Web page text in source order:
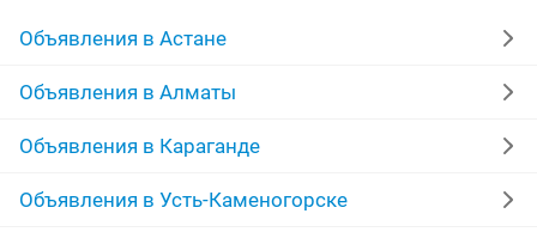
Объявления в Астане
Объявления в Алматы
Объявления в Караганде
Объявления в Усть-Каменогорске